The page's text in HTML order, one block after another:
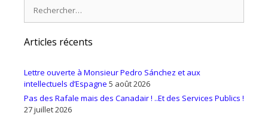
Articles récents
Lettre ouverte à Monsieur Pedro Sánchez et aux
intellectuels d’Espagne 5 août 2026
Pas des Rafale mais des Canadair ! ..Et des Services Publics !
27 juillet 2026